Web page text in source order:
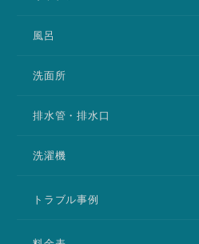
風呂
洗面所
排水管・排水口
洗濯機
トラブル事例